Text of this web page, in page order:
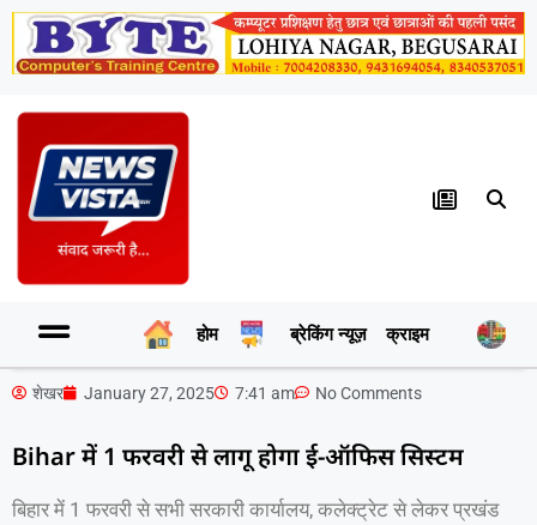
होम ब्रेकिंग न्यूज़ क्राइम
शेखर January 27, 2025 7:41 am No Comments
Bihar में 1 फरवरी से लागू होगा ई-ऑफिस सिस्टम
बिहार में 1 फरवरी से सभी सरकारी कार्यालय, कलेक्ट्रेट से लेकर प्रखंड